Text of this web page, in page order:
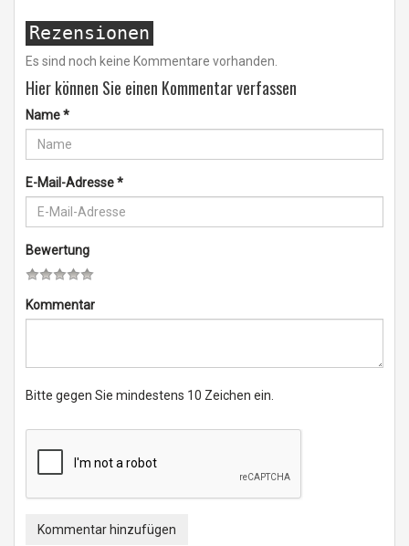
Rezensionen
Es sind noch keine Kommentare vorhanden.
Hier können Sie einen Kommentar verfassen
Name*
E-Mail-Adresse*
Bewertung
Kommentar
Bitte gegen Sie mindestens 10 Zeichen ein.
Kommentar hinzufügen